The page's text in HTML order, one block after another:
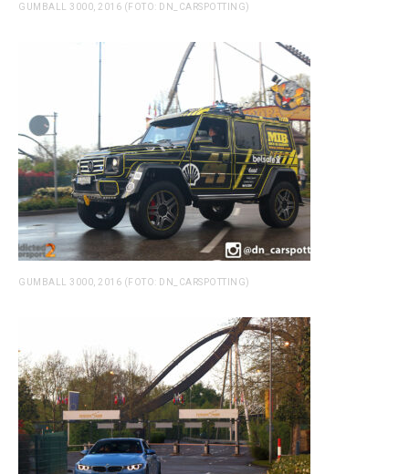
GUMBALL 3000, 2016 (FOTO: DN_CARSPOTTING)
GUMBALL 3000, 2016 (FOTO: DN_CARSPOTTING)